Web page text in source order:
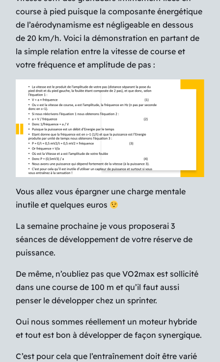
course à pied puisque la composante énergétique
de l’aérodynamisme est négligeable en dessous
de 20 km/h. Voici la démonstration en partant de
la simple relation entre la vitesse de course et
votre fréquence et amplitude de pas :
Vous allez vous épargner une charge mentale
inutile et quelques euros
La semaine prochaine je vous proposerai 3
séances de développement de votre réserve de
puissance.
De même, n’oubliez pas que VO2max est sollicité
dans une course de 100 m et qu’il faut aussi
penser le développer chez un sprinter.
Oui nous sommes réellement un moteur hybride
et tout est bon à développer de façon synergique.
C’est pour cela que l’entraînement doit être varié